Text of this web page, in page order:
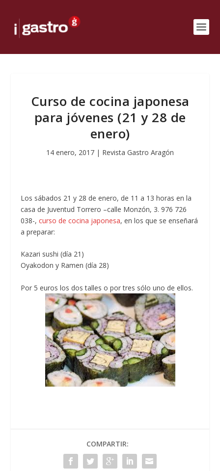
Curso de cocina japonesa
para jóvenes (21 y 28 de
enero)
14 enero, 2017 | Revista Gastro Aragón
Los sábados 21 y 28 de enero, de 11 a 13 horas en la
casa de Juventud Torrero –calle Monzón, 3. 976 726
038-,curso de cocina japonesa, en los que se enseñará
a preparar:
Kazari sushi (día 21)
Oyakodon y Ramen (día 28)
Por 5 euros los dos talles o por tres sólo uno de ellos.
COMPARTIR: